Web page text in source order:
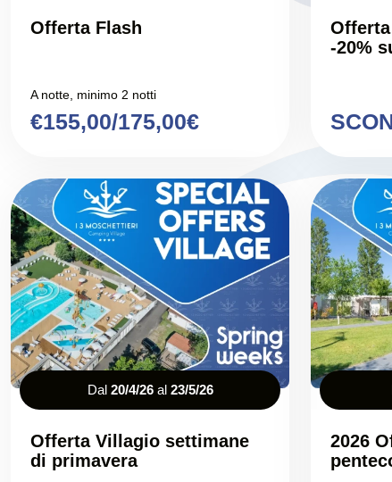
Offerta Flash
A notte, minimo 2 notti
€155,00/175,00€
-20%
Dal 20/4/26al 23/5/26
Offerta Villagio settimane
di primavera
2026